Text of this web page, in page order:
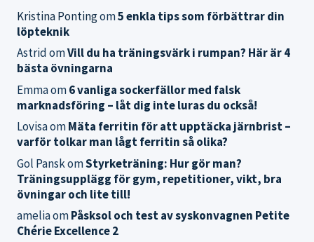
Kristina Pontingom5 enkla tips som förbättrar din
löpteknik
AstridomVill du ha träningsvärk i rumpan? Här är 4
bästa övningarna
Emmaom6 vanliga sockerfällor med falsk
marknadsföring – låt dig inte luras du också!
LovisaomMäta ferritin för att upptäcka järnbrist –
varför tolkar man lågt ferritin så olika?
Gol PanskomStyrketräning: Hur gör man?
Träningsupplägg för gym, repetitioner, vikt, bra
övningar och lite till!
ameliaomPåsksol och test av syskonvagnen Petite
Chérie Excellence 2